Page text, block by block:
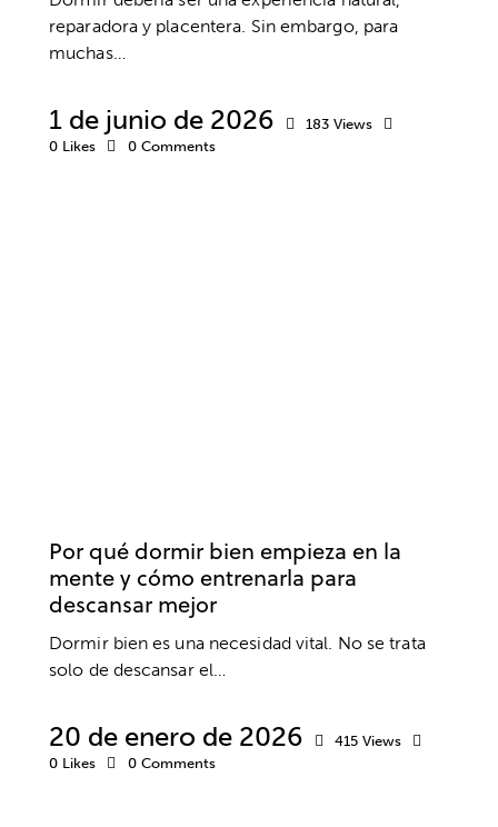
reparadora y placentera. Sin embargo, para
muchas…
1 de junio de 2026 183 Views
0 Likes 0 Comments
Por qué dormir bien empieza en la
mente y cómo entrenarla para
descansar mejor
Dormir bien es una necesidad vital. No se trata
solo de descansar el…
20 de enero de 2026 415 Views
0 Likes 0 Comments